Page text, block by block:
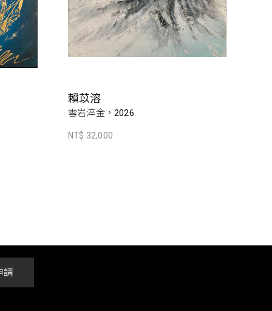
賴苡溶
雪岩淬金，2026
NT$ 32,000
請